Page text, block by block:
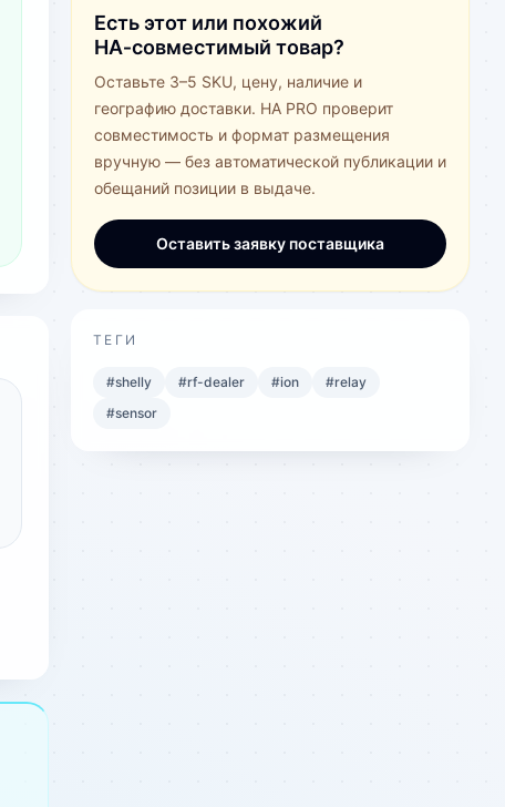
Есть этот или похожий
HA‑совместимый товар?
Оставьте 3–5 SKU, цену, наличие и
географию доставки. HA PRO проверит
совместимость и формат размещения
вручную — без автоматической публикации и
обещаний позиции в выдаче.
Оставить заявку поставщика
ТЕГИ
#shelly #rf-dealer #ion #relay
#sensor